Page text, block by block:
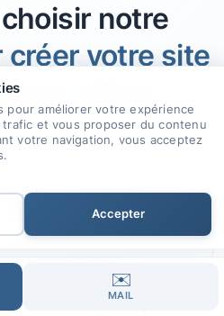
notre
créer votre site
Alban ?
🎯
Savoir-faire
et créativité pour
✉️
MAIL
pour améliorer votre expérience
et vous proposer du contenu
votre navigation, vous acceptez
Accepter